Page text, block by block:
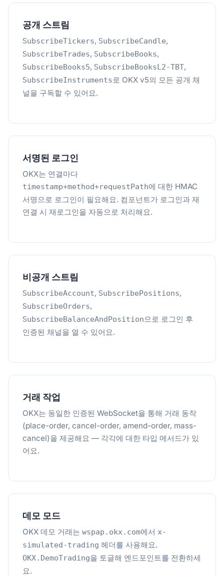
공개 스트림
SubscribeTickers, SubscribeCandle,
SubscribeTrades, SubscribeBooks,
SubscribeBooks5, SubscribeBooksL2-TBT,
SubscribeInstruments로 OKX v5의 모든 공개 채
널을 구독할 수 있어요.
서명된 로그인
OKX는 연결마다
timestamp+method+requestPath에 대한 HMAC
서명으로 로그인이 필요해요. 컴포넌트가 로그인과 재
연결 시 재로그인을 자동으로 처리해요.
비공개 스트림
SubscribeAccount, SubscribePositions,
SubscribeOrders,
SubscribeBalanceAndPosition으로 로그인 후
인증된 채널을 열 수 있어요.
거래 작업
OKX는 동일한 인증된 WebSocket을 통해 거래 동작
(place-order, cancel-order, amend-order, mass-
cancel)을 제공해요 — 각각에 대한 타입 메서드가 있
어요.
데모 모드
OKX 데모 거래는 wspap.okx.com에서 x-
simulated-trading 헤더를 사용해요.
OKX.DemoTrading을 토글해 엔드포인트를 전환하세
요.